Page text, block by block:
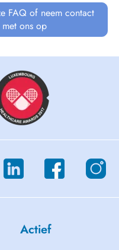
FAQ of neem contact
met ons op
Actief